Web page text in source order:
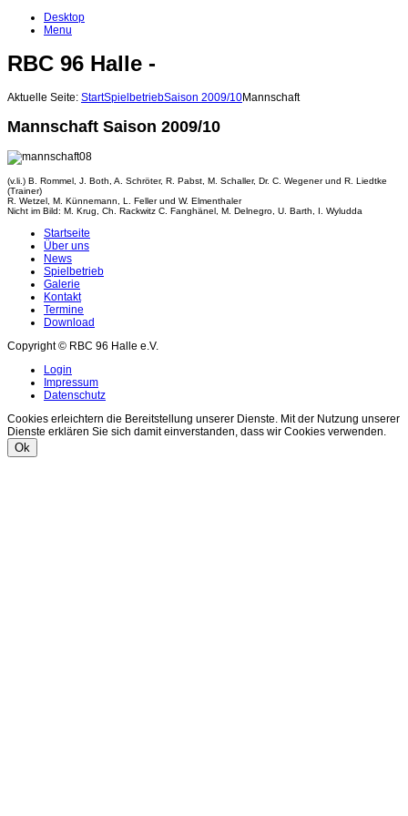
Desktop
Menu
RBC 96 Halle -
Aktuelle Seite: StartSpielbetriebSaison 2009/10Mannschaft
Mannschaft Saison 2009/10
(v.li.) B. Rommel, J. Both, A. Schröter, R. Pabst, M. Schaller, Dr. C. Wegener und R. Liedtke
(Trainer)
R. Wetzel, M. Künnemann, L. Feller und W. Elmenthaler
Nicht im Bild: M. Krug, Ch. Rackwitz C. Fanghänel, M. Delnegro, U. Barth, I. Wyludda
Startseite
Über uns
News
Spielbetrieb
Galerie
Kontakt
Termine
Download
Copyright © RBC 96 Halle e.V.
Login
Impressum
Datenschutz
Cookies erleichtern die Bereitstellung unserer Dienste. Mit der Nutzung unserer
Dienste erklären Sie sich damit einverstanden, dass wir Cookies verwenden.
Ok